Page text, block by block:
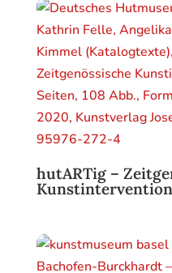
hutARTig –